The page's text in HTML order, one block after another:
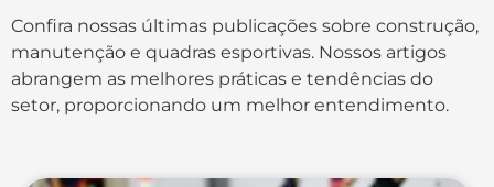
Confira nossas últimas publicações sobre construção,
manutenção e quadras esportivas. Nossos artigos
abrangem as melhores práticas e tendências do
setor, proporcionando um melhor entendimento.